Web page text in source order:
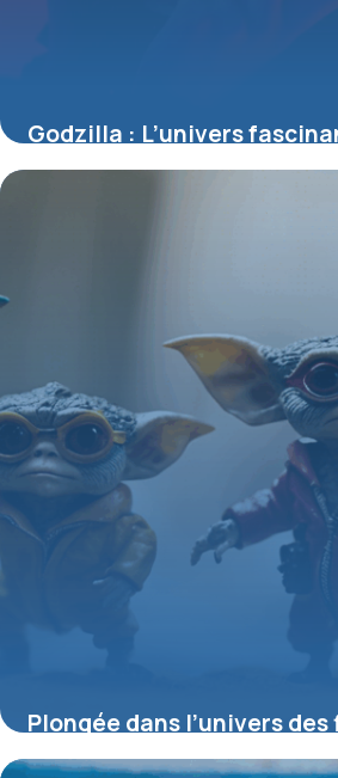
Godzilla : L’univers
figurines du Roi des
Plongée dans l’univers
Gremlins : collection,